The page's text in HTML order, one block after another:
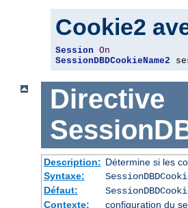
Cookie2
Session On
SessionDBDCookieName2
Directive
Description: Détermine si les
Syntaxe:
Défaut:
Contexte:
configuration du